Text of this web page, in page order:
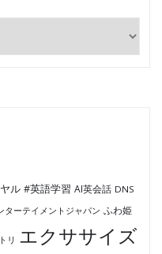
ル #英語学習 AI英会話 DNS
ターテイメントジャパン ふわ姫
リ エクササイズ